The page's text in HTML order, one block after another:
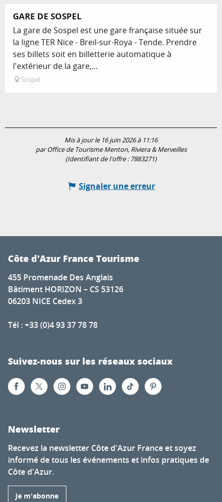
GARE DE SOSPEL
La gare de Sospel est une gare française située sur
la ligne TER Nice - Breil-sur-Roya - Tende. Prendre
ses billets soit en billetterie automatique à
l'extérieur de la gare,...
Sospel
Mis à jour le 16 juin 2026 à 11:16
par Office de Tourisme Menton, Riviera & Merveilles
(Identifiant de l'offre : 7883271)
Signaler une erreur
Côte d'Azur France Tourisme
455 Promenade Des Anglais
Bâtiment HORIZON – CS 53126
06203 NICE Cedex 3
Tél : +33 (0)4 93 37 78 78
Suivez-nous sur les réseaux sociaux
Newsletter
Recevez la newsletter Côte d'Azur France et soyez
informé de tous les événements et infos pratiques de
Côte d'Azur.
Je m'abonne